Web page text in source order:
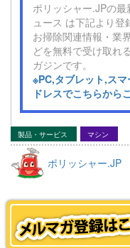
ポリッシャー.JPの
ュース は下記より登
お掃除関連情報・業
どを無料で受け取れ
ガジンです。
※PC,タブレット,ス
ドレスでこちらから
製品・サービス マシン
ポリッシャー.JP